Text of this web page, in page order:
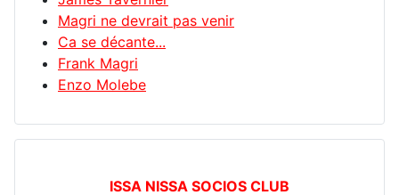
Magri ne devrait pas venir
Ca se décante...
Frank Magri
Enzo Molebe
ISSA NISSA SOCIOS CLUB